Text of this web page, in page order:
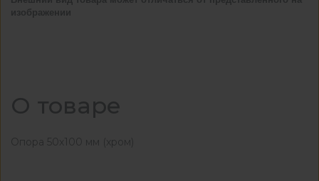
изображении
О товаре
Опора 50х100 мм (хром)